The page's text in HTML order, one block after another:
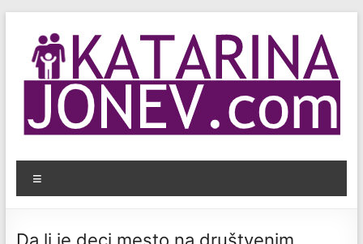
content
KatarinaJonev.com
Bezbednost
na